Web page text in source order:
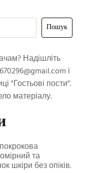
Пошук
Надішліть
і
"Гостьові пости".
матеріалу.
та
шкіри без опіків.